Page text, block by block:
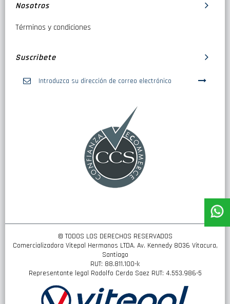
Nosotros
Términos y condiciones
Suscribete
© TODOS LOS DERECHOS RESERVADOS
Comercializadora Vitepal Hermanos LTDA. Av. Kennedy 8036 Vitacura,
Santiago
RUT: 88.811.100-k
Representante legal Rodolfo Cerda Saez RUT: 4.553.986-5